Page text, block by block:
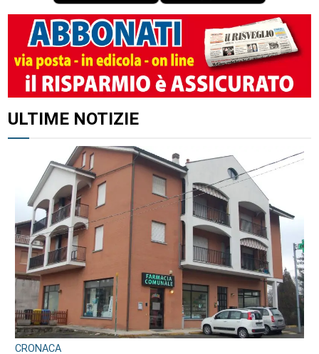
ULTIME NOTIZIE
CRONACA